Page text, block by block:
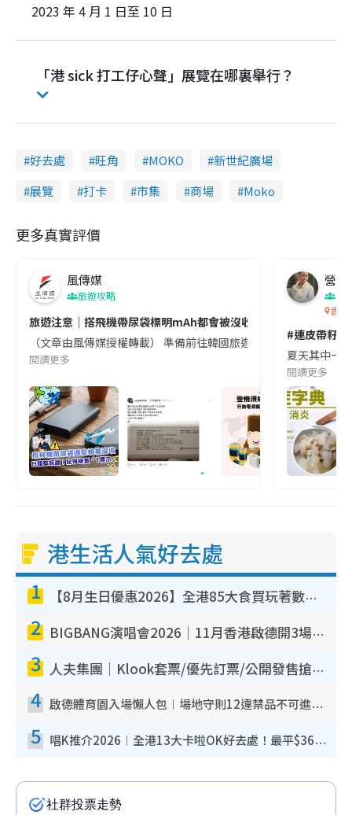
2023 年 4 月 1 日至 10 日
「港 sick 打工仔心聲」展覽在哪裏舉行？
好去處 旺角 MOKO
新世紀廣場
展覽
打卡 市集 商場 Moko
更多真實評價
風傳媒
旅遊攻略
旅遊注意｜搭飛機帶尿袋標明mAh都會被沒收😱出發前切記檢查
（文章由風傳媒授權轉載） 準備前往韓國旅遊的民眾，近期要
閱讀更多
營養
香港
#連皮帶籽
夏天其中一
閱讀更多
港生活人氣好去處
1 【8月生日優惠2026】全港85大食買玩著數攻略 自助餐/火鍋放題同行免費＋誠品/DONKI送現金券
2 BIGBANG演唱會2026｜11月香港啟德開3場！實名制VIP申請、優先購票攻略
3 人夫集團｜Klook套票/優先訂票/公開發售搶飛攻略！附票價.購票連結.場地座位表
4 啟德體育園入場懶人包︱場地守則12違禁品不可進場准帶細水樽但全場禁樽蓋！應援牌有限制！
5 唱K推介2026︱全港13大卡啦OK好去處！最平$36起 日文K都有！(附地址+收費詳情)